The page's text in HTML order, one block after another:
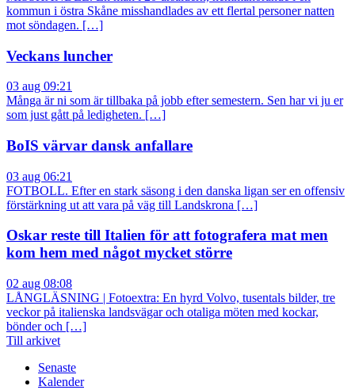
kommun i östra Skåne misshandlades av ett flertal personer natten
mot söndagen. […]
Veckans luncher
03 aug 09:21
Många är ni som är tillbaka på jobb efter semestern. Sen har vi ju er
som just gått på ledigheten. […]
BoIS värvar dansk anfallare
03 aug 06:21
FOTBOLL. Efter en stark säsong i den danska ligan ser en offensiv
förstärkning ut att vara på väg till Landskrona […]
Oskar reste till Italien för att fotografera mat men
kom hem med något mycket större
02 aug 08:08
LÅNGLÄSNING | Fotoextra: En hyrd Volvo, tusentals bilder, tre
veckor på italienska landsvägar och otaliga möten med kockar,
bönder och […]
Till arkivet
Senaste
Kalender